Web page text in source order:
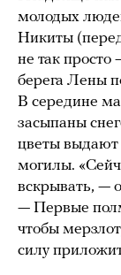
молодых
Никиты
не так просто
берега Лены
В середине
засыпаны
цветы выдают
могилы.
вскрывать, —
— Первые
чтобы
силу